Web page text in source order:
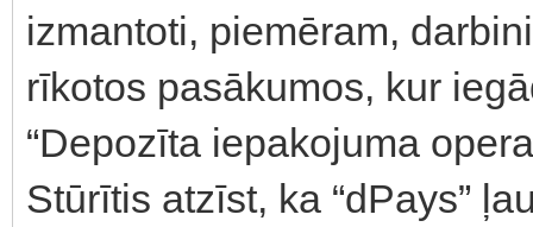
izmantoti, piemēram,
rīkotos pasākumos, kur
“Depozīta iepakojuma
Stūrītis atzīst, ka “dPays”